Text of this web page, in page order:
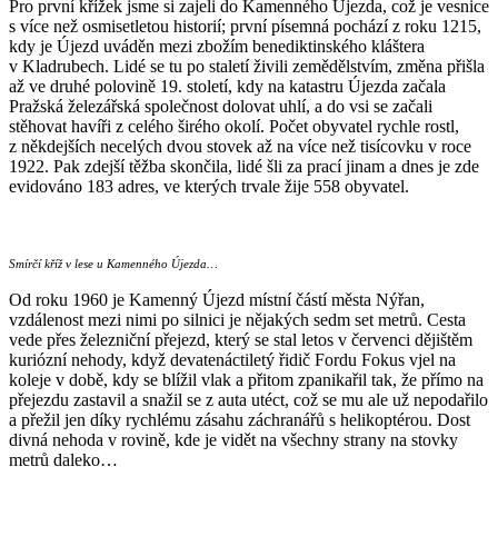
Pro první křížek jsme si zajeli do Kamenného Újezda, což je vesnice
s více než osmisetletou historií; první písemná pochází z roku 1215,
kdy je Újezd uváděn mezi zbožím benediktinského kláštera
v Kladrubech. Lidé se tu po staletí živili zemědělstvím, změna přišla
až ve druhé polovině 19. století, kdy na katastru Újezda začala
Pražská železářská společnost dolovat uhlí, a do vsi se začali
stěhovat havíři z celého širého okolí. Počet obyvatel rychle rostl,
z někdejších necelých dvou stovek až na více než tisícovku v roce
1922. Pak zdejší těžba skončila, lidé šli za prací jinam a dnes je zde
evidováno 183 adres, ve kterých trvale žije 558 obyvatel.
Smírčí kříž v lese u Kamenného Újezda…
Od roku 1960 je Kamenný Újezd místní částí města Nýřan,
vzdálenost mezi nimi po silnici je nějakých sedm set metrů. Cesta
vede přes železniční přejezd, který se stal letos v červenci dějištěm
kuriózní nehody, když devatenáctiletý řidič Fordu Fokus vjel na
koleje v době, kdy se blížil vlak a přitom zpanikařil tak, že přímo na
přejezdu zastavil a snažil se z auta utéct, což se mu ale už nepodařilo
a přežil jen díky rychlému zásahu záchranářů s helikoptérou. Dost
divná nehoda v rovině, kde je vidět na všechny strany na stovky
metrů daleko…